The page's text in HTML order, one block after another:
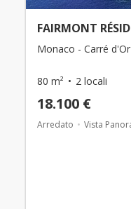
FAIRMONT
Monaco - Carré d'Or
80 m² 2 locali
18.100 €
Arredato Vista